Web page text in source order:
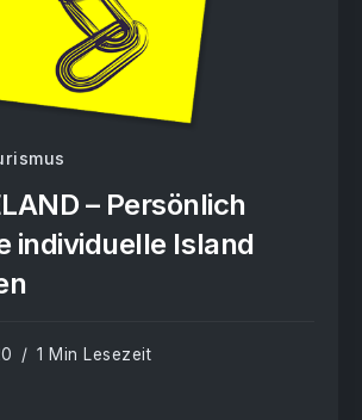
– Persönlich
individuelle Island
1 Min Lesezeit